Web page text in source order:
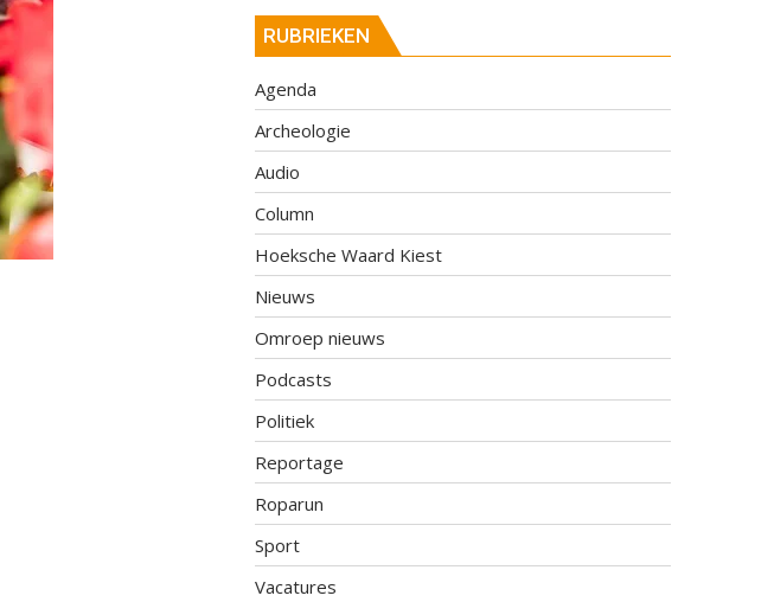
RUBRIEKEN
Agenda
Archeologie
Audio
Column
Hoeksche Waard Kiest
Nieuws
Omroep nieuws
Podcasts
Politiek
Reportage
Roparun
Sport
Vacatures